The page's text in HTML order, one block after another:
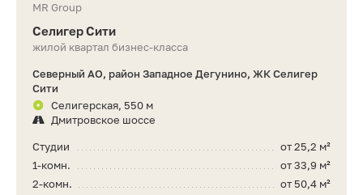
MR Group
Селигер Сити
жилой квартал бизнес-класса
Северный АО, район Западное Дегунино, ЖК Селигер
Сити
Селигерская, 550 м
Дмитровское шоссе
от 25,2 м²
Студии
от 33,9 м²
1-комн.
от 50,4 м²
2-комн.